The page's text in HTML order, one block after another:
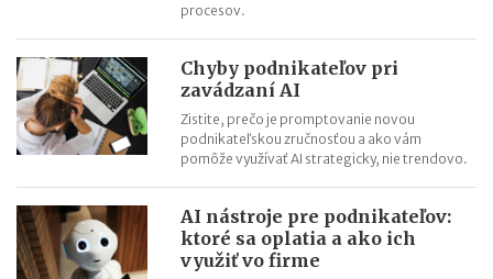
procesov.
Chyby podnikateľov pri
zavádzaní AI
Zistite, prečo je promptovanie novou
podnikateľskou zručnosťou a ako vám
pomôže využívať AI strategicky, nie trendovo.
AI nástroje pre podnikateľov:
ktoré sa oplatia a ako ich
využiť vo firme